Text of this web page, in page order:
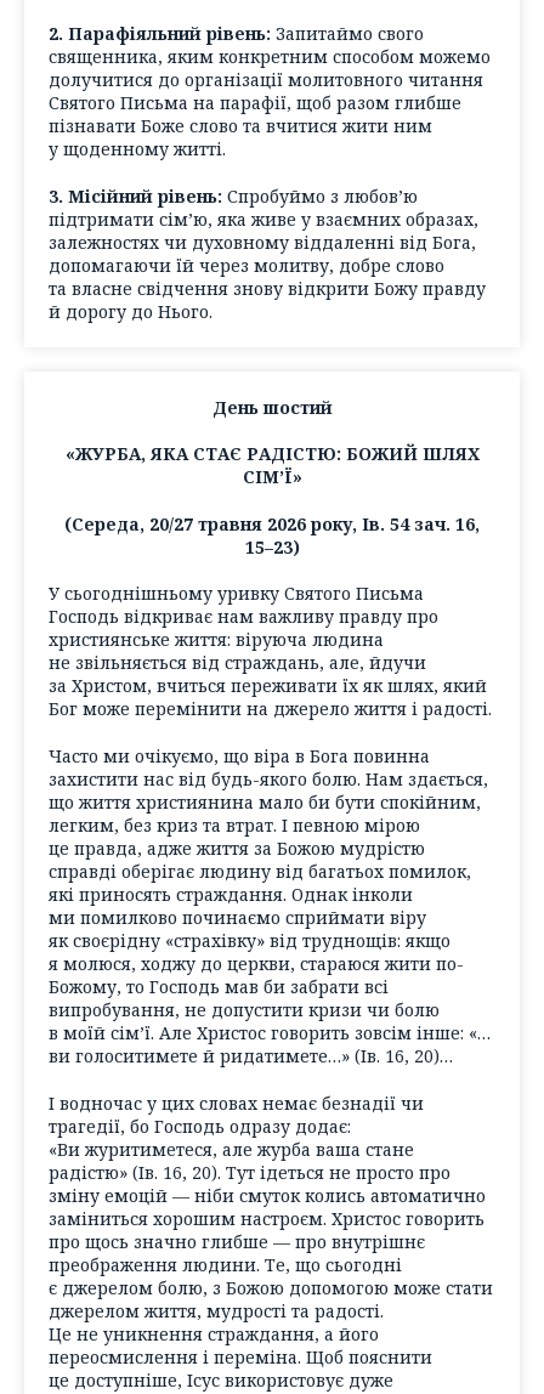
2. Парафіяльний рівень: Запитаймо свого
священника, яким конкретним способом можемо
долучитися до організації молитовного читання
Святого Письма на парафії, щоб разом глибше
пізнавати Боже слово та вчитися жити ним
у щоденному житті.
3. Місійний рівень: Спробуймо з любов’ю
підтримати сім’ю, яка живе у взаємних образах,
залежностях чи духовному віддаленні від Бога,
допомагаючи їй через молитву, добре слово
та власне свідчення знову відкрити Божу правду
й дорогу до Нього.
День шостий
«ЖУРБА, ЯКА СТАЄ РАДІСТЮ: БОЖИЙ ШЛЯХ
СІМ’Ї»
(Середа, 20/27 травня 2026 року, Ів. 54 зач. 16,
15–23)
У сьогоднішньому уривку Святого Письма
Господь відкриває нам важливу правду про
християнське життя: віруюча людина
не звільняється від страждань, але, йдучи
за Христом, вчиться переживати їх як шлях, який
Бог може перемінити на джерело життя і радості.
Часто ми очікуємо, що віра в Бога повинна
захистити нас від будь-якого болю. Нам здається,
що життя християнина мало би бути спокійним,
легким, без криз та втрат. І певною мірою
це правда, адже життя за Божою мудрістю
справді оберігає людину від багатьох помилок,
які приносять страждання. Однак інколи
ми помилково починаємо сприймати віру
як своєрідну «страхівку» від труднощів: якщо
я молюся, ходжу до церкви, стараюся жити по-
Божому, то Господь мав би забрати всі
випробування, не допустити кризи чи болю
в моїй сім’ї. Але Христос говорить зовсім інше: «…
ви голоситимете й ридатимете…» (Ів. 16, 20)…
І водночас у цих словах немає безнадії чи
трагедії, бо Господь одразу додає:
«Ви журитиметеся, але журба ваша стане
радістю» (Ів. 16, 20). Тут ідеться не просто про
зміну емоцій — ніби смуток колись автоматично
заміниться хорошим настроєм. Христос говорить
про щось значно глибше — про внутрішнє
преображення людини. Те, що сьогодні
є джерелом болю, з Божою допомогою може стати
джерелом життя, мудрості та радості.
Це не уникнення страждання, а його
переосмислення і переміна. Щоб пояснити
це доступніше, Ісус використовує дуже